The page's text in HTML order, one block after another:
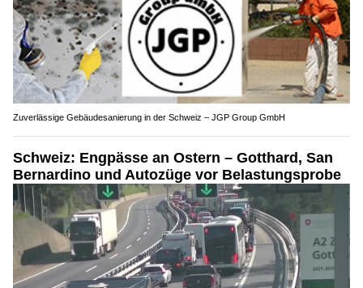
Zuverlässige Gebäudesanierung in der Schweiz – JGP Group GmbH
Schweiz: Engpässe an Ostern – Gotthard, San
Bernardino und Autozüge vor Belastungsprobe